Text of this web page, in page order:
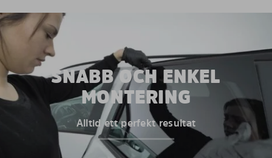
SNABB OCH ENKEL
MONTERING
Alltid ett perfekt resultat